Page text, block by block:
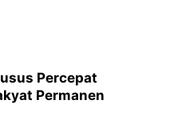
Percepat
Permanen